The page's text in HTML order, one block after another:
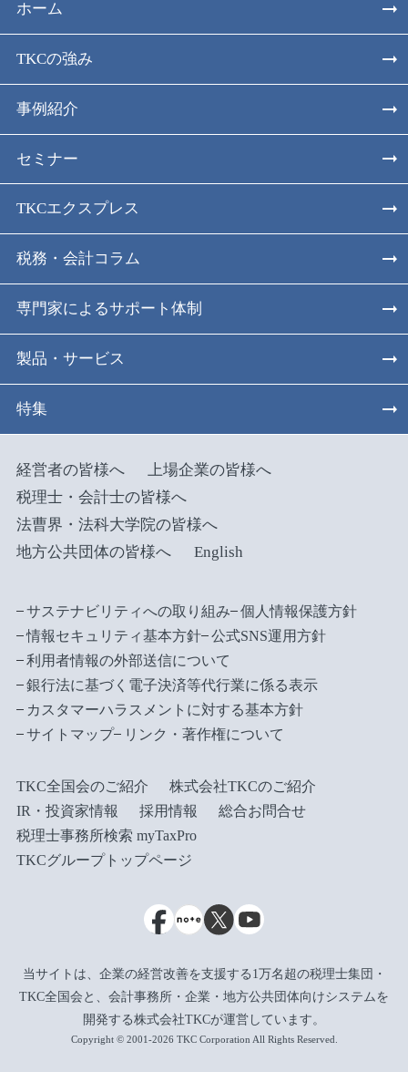
ホーム
TKCの強み
事例紹介
セミナー
TKCエクスプレス
税務・会計コラム
専門家によるサポート体制
製品・サービス
特集
経営者の皆様へ
上場企業の皆様へ
税理士・会計士の皆様へ
法曹界・法科大学院の皆様へ
地方公共団体の皆様へ
English
サステナビリティへの取り組み
個人情報保護方針
情報セキュリティ基本方針
公式SNS運用方針
利用者情報の外部送信について
銀行法に基づく電子決済等代行業に係る表示
カスタマーハラスメントに対する基本方針
サイトマップ
リンク・著作権について
TKC全国会のご紹介
株式会社TKCのご紹介
IR・投資家情報
採用情報
総合お問合せ
税理士事務所検索 myTaxPro
TKCグループトップページ
当サイトは、企業の経営改善を支援する1万名超の税理士集団・
TKC全国会と、会計事務所・企業・地方公共団体向けシステムを
開発する株式会社TKCが運営しています。
Copyright © 2001-2026 TKC Corporation All Rights Reserved.